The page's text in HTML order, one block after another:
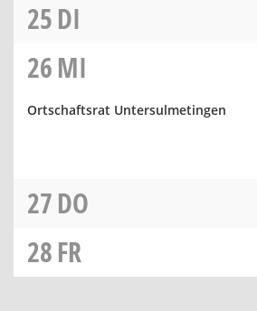
25DI
26MI
Ortschaftsrat Untersulmetingen
27DO
28FR